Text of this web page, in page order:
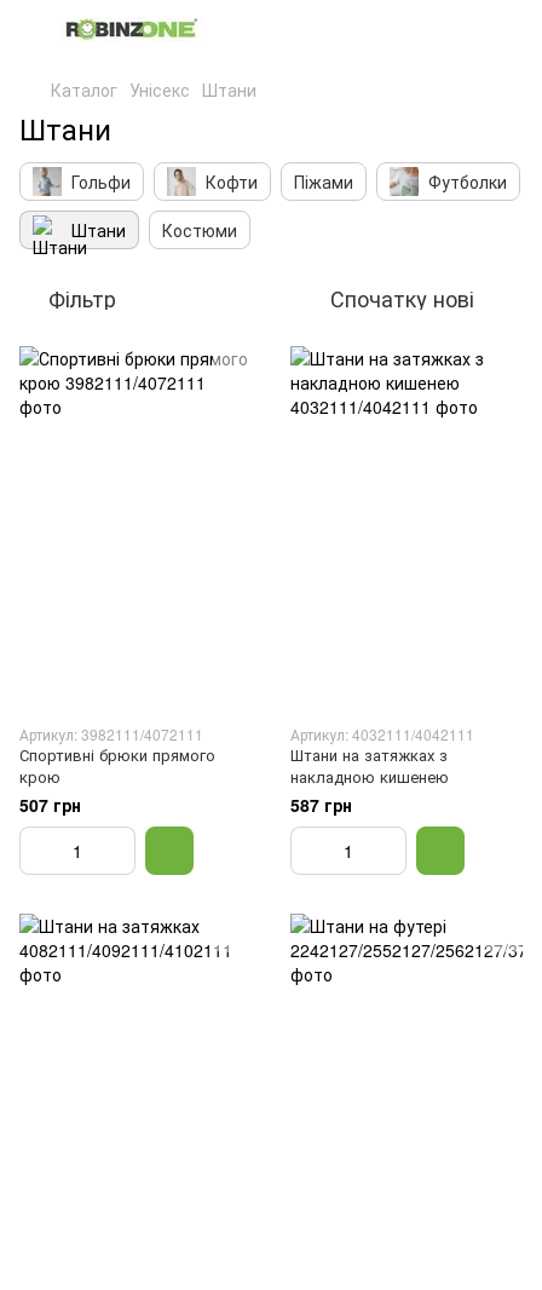
Каталог Унісекс Штани
Штани
Гольфи Кофти Піжами
Футболки
Штани
Костюми
Фільтр Спочатку нові
Артикул: 3982111/4072111
Спортивні брюки прямого
крою
507 грн
Артикул: 4032111/4042111
Штани на затяжках з
накладною кишенею
587 грн